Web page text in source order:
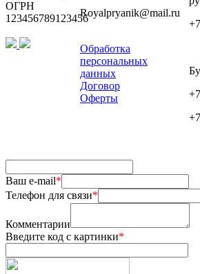
ОГРН
123456789123456Royalpryanik@mail.ru
Обработка
персональных
данных
Договор
Оферты
Ваш e-mail*
Телефон для связи*
Комментарии
Введите код с картинки*